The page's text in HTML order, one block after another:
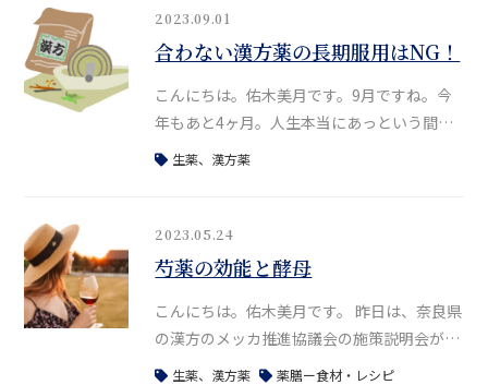
した。 お屠蘇の由来ってご存知でした？ 私
は歴史的背景を知らないまま、今まで元旦に
た。&nbs
2023.09.01
合わない漢方薬の長期服用はNG！
こんにちは。佑木美月です。9月ですね。今
年もあと4ヶ月。人生本当にあっという間で
す。今年はとにかく、今のうちにしかできな
ませんでした。 最近ですが、四柱推命と合わ
せて、漢方薬のご相談なども増えています。
もの長期にわたって飲み続け、体調が悪化さ
れているかたもいます。漢方薬
生薬、漢方薬
2023.05.24
芍薬の効能と酵母
こんにちは。佑木美月です。 昨日は、奈良県
の漢方のメッカ推進協議会の施策説明会があ
ったので、農業研究開発センターへ行ってき
生薬、漢方薬 薬膳ー食材・レシピ